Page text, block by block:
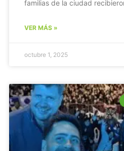
familias de la ciudad
VER MÁS »
octubre 1, 2025